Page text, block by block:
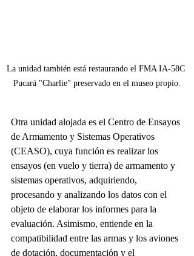
La unidad también está restaurando el FMA IA-58C
Pucará "Charlie" preservado en el museo propio.
Otra unidad alojada es el Centro de Ensayos
de Armamento y Sistemas Operativos
(CEASO), cuya función es realizar los
ensayos (en vuelo y tierra) de armamento y
sistemas operativos, adquiriendo,
procesando y analizando los datos con el
objeto de elaborar los informes para la
evaluación. Asimismo, entiende en la
compatibilidad entre las armas y los aviones
de dotación, documentación y el